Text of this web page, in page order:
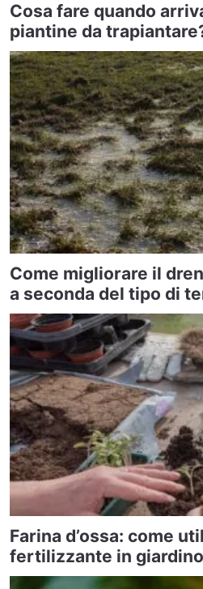
Cosa fare quando
piantine da
Come migliorare il
a seconda del tipo di
Farina d’ossa: come
fertilizzante in giardino